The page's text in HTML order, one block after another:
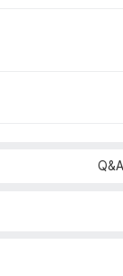
Q&A